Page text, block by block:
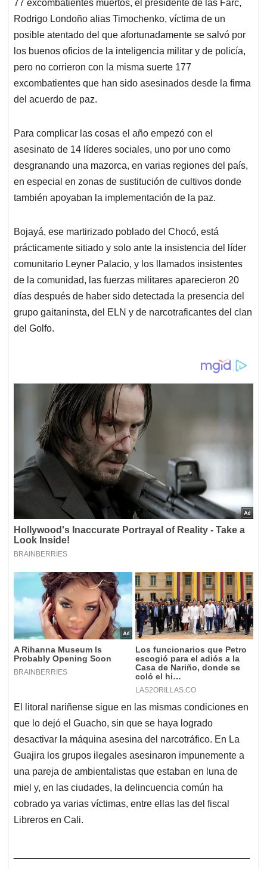
s
A
p
p
b
o
o
k
e
d
I
n
l
a
d
s
77 excombatientes muertos, el presidente de las Farc,
Rodrigo Londoño alias Timochenko, víctima de un
posible atentado del que afortunadamente se salvó por
los buenos oficios de la inteligencia militar y de policía,
pero no corrieron con la misma suerte 177
excombatientes que han sido asesinados desde la firma
del acuerdo de paz.
Para complicar las cosas el año empezó con el
asesinato de 14 líderes sociales, uno por uno como
desgranando una mazorca, en varias regiones del país,
en especial en zonas de sustitución de cultivos donde
también apoyaban la implementación de la paz.
Bojayá, ese martirizado poblado del Chocó, está
prácticamente sitiado y solo ante la insistencia del líder
comunitario Leyner Palacio, y los llamados insistentes
de la comunidad, las fuerzas militares aparecieron 20
días después de haber sido detectada la presencia del
grupo gaitaninsta, del ELN y de narcotraficantes del clan
del Golfo.
El litoral nariñense sigue en las mismas condiciones en
que lo dejó el Guacho, sin que se haya logrado
desactivar la máquina asesina del narcotráfico. En La
Guajira los grupos ilegales asesinaron impunemente a
una pareja de ambientalistas que estaban en luna de
miel y, en las ciudades, la delincuencia común ha
cobrado ya varias víctimas, entre ellas las del fiscal
Libreros en Cali.